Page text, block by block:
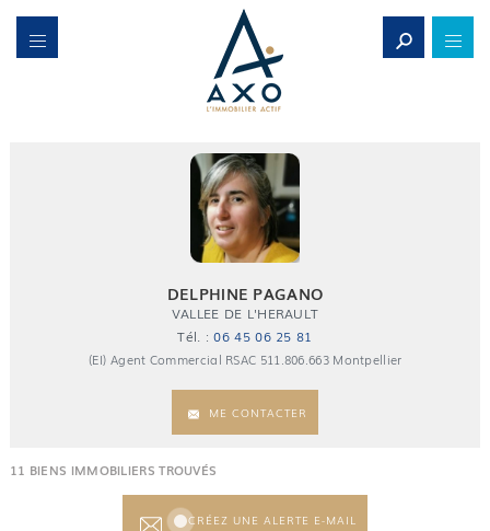
DELPHINE PAGANO
VALLEE DE L'HERAULT
Tél. :06 45 06 25 81
(EI) Agent Commercial RSAC 511.806.663 Montpellier
ME CONTACTER
11 BIENS IMMOBILIERS TROUVÉS
CRÉEZ UNE ALERTE E-MAIL